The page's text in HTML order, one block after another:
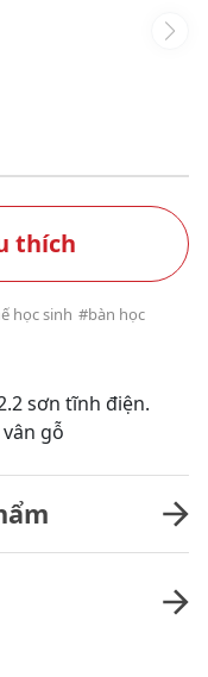
thích
học sinh #bàn học
sơn tĩnh điện.
gỗ